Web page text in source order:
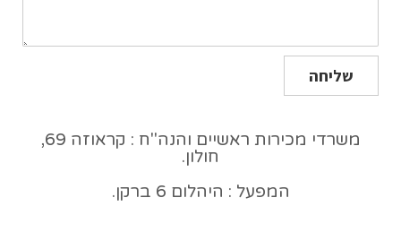
שליחה
משרדי מכירות ראשיים והנה"ח : קראוזה 69,
חולון.
המפעל : היהלום 6 ברקן.